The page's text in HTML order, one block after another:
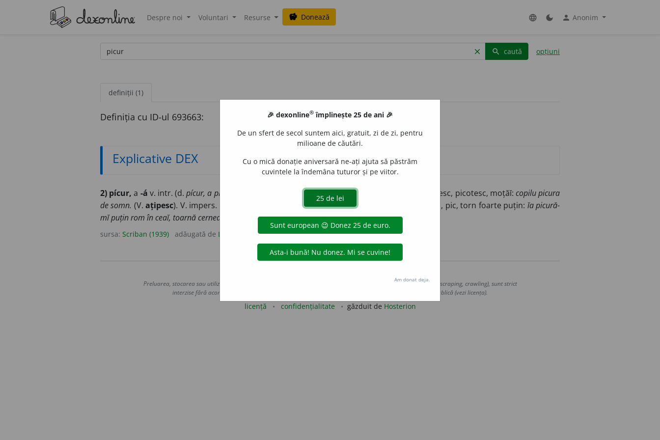
Despre noi Voluntari Resurse savings Donează language dark_mode person Anonim
clear search caută opțiuni
definiții (1)
Definiția cu ID-ul 693663:
Explicative DEX
2) pícur, a -á v. intr. (d.pícur, a pica ). Cad picătură cu picătură:apa picură de pe streșină. Pirotesc, picotesc, moțăĭ: copilu picura
de somn. (V.ațipesc). V. impers. burează, ploŭă puțin. V. tr. Torn picătură cu picătură, pic, torn foarte puțin: ĭa picură-
mĭ puțin rom în ceaĭ, toarnă cerneală în călimară și ĭa sama să nu picurĭ pe masă!
sursa: Scriban (1939) adăugată de LauraGellner acțiuni
Preluarea, stocarea sau utilizarea datelor de pe acest site, inclusiv prin orice metode de extragere automată (web scraping, crawling), sunt strict
interzise fără acordul nostru prealabil scris, cu excepția seturilor de date oferite oficial spre utilizare publică (vezi licența).
licență confidențialitate găzduit de Hosterion
🎉 dexonline® împlinește 25 de ani 🎉
De un sfert de secol suntem aici, gratuit, zi de zi, pentru
milioane de căutări.
Cu o mică donație aniversară ne-ați ajuta să păstrăm
cuvintele la îndemâna tuturor și pe viitor.
Am donat deja.